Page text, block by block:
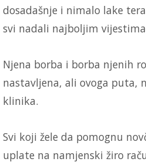
dosadašnje i nimalo lake
svi nadali najboljim
Njena borba i borba njenih
nastavljena, ali ovoga puta,
klinika.
Svi koji žele da pomognu
uplate na namjenski žiro